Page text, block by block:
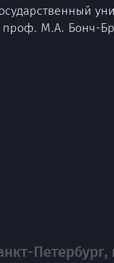
М.А. Бонч-
Петербург,